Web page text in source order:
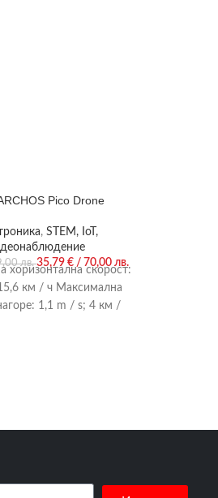
Pico Drone
, STEM, IoT,
лв.35,79 € / 70,00 лв.
хоризонтална скорост:
км / ч Максимална
1,1 m / s; 4 км /